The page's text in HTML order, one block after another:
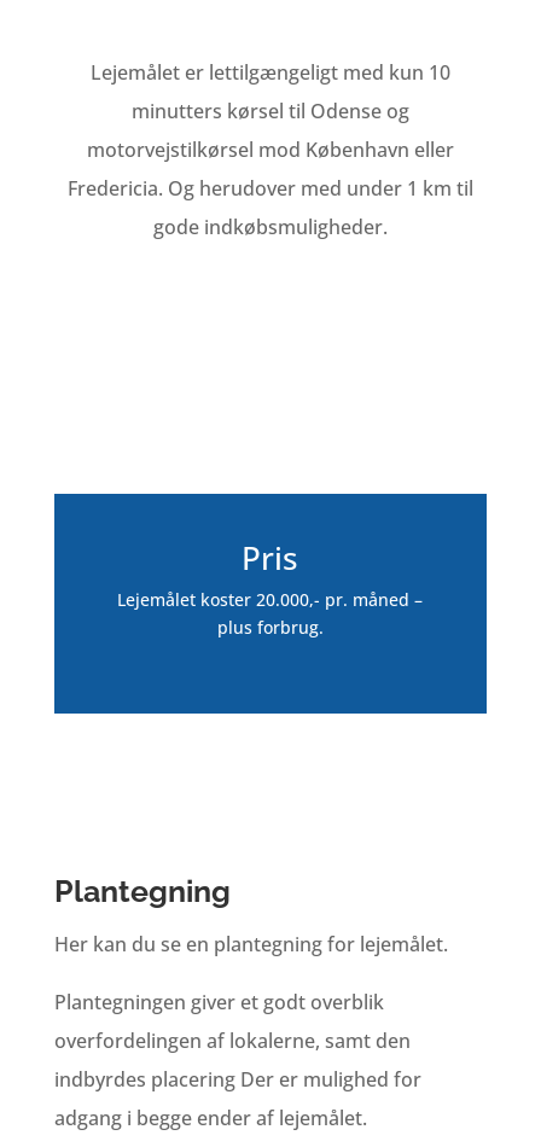
Lejemålet er lettilgængeligt med kun 10
minutters kørsel til Odense og
motorvejstilkørsel mod København eller
Fredericia. Og herudover med under 1 km til
gode indkøbsmuligheder.
Pris
Lejemålet koster 20.000,- pr. måned –
plus forbrug.
Plantegning
Her kan du se en plantegning for lejemålet.
Plantegningen giver et godt overblik
overfordelingen af lokalerne, samt den
indbyrdes placering Der er mulighed for
adgang i begge ender af lejemålet.